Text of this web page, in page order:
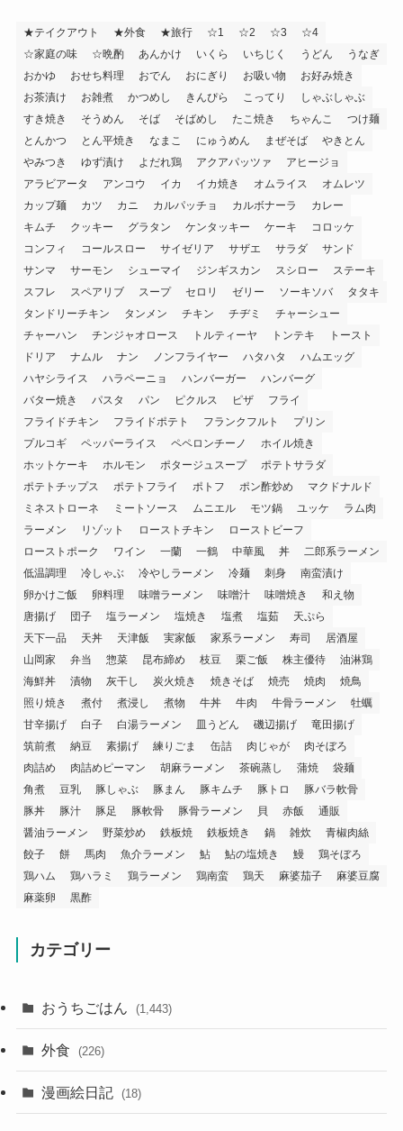
★テイクアウト ★外食 ★旅行 ☆1 ☆2 ☆3
☆4
☆家庭の味
☆晩酌 あんかけ いくら いちじく うどん
うなぎ
おかゆ
おせち料理 おでん おにぎり お吸い物
お好み焼き
お茶漬け
お雑煮 かつめし きんぴら こってり
しゃぶしゃぶ
すき焼き
そうめん そば そばめし たこ焼き ちゃんこ
つけ麺
とんかつ
とん平焼き なまこ にゅうめん まぜそば
やきとん
やみつき
ゆず漬け よだれ鶏 アクアパッツァ
アヒージョ
アラビアータ
アンコウ イカ イカ焼き オムライス
オムレツ
カップ麺
カツ カニ カルパッチョ カルボナーラ
カレー
キムチ
クッキー グラタン ケンタッキー ケーキ
コロッケ
コンフィ
コールスロー サイゼリア サザエ サラダ
サンド
サンマ
サーモン シューマイ ジンギスカン スシロー
ステーキ
スフレ
スペアリブ スープ セロリ ゼリー ソーキソバ
タタキ
タンドリーチキン
タンメン チキン チヂミ
チャーシュー
チャーハン
チンジャオロース トルティーヤ トンテキ
トースト
ドリア
ナムル ナン ノンフライヤー ハタハタ
ハムエッグ
ハヤシライス
ハラペーニョ ハンバーガー
ハンバーグ
バター焼き
パスタ パン ピクルス ピザ
フライ
フライドチキン
フライドポテト フランクフルト
プリン
プルコギ
ペッパーライス ペペロンチーノ
ホイル焼き
ホットケーキ
ホルモン ポタージュスープ
ポテトサラダ
ポテトチップス
ポテトフライ ポトフ ポン酢炒め
マクドナルド
ミネストローネ
ミートソース ムニエル モツ鍋 ユッケ
ラム肉
ラーメン
リゾット ローストチキン
ローストビーフ
ローストポーク
ワイン 一蘭 一鶴 中華風 丼
二郎系ラーメン
低温調理
冷しゃぶ 冷やしラーメン 冷麺 刺身
南蛮漬け
卵かけご飯
卵料理 味噌ラーメン 味噌汁 味噌焼き
和え物
唐揚げ
団子 塩ラーメン 塩焼き 塩煮 塩茹
天ぷら
天下一品
天丼 天津飯 実家飯 家系ラーメン 寿司
居酒屋
山岡家
弁当 惣菜 昆布締め 枝豆 栗ご飯 株主優待
油淋鶏
海鮮丼
漬物 灰干し 炭火焼き 焼きそば 焼売 焼肉
焼鳥
照り焼き
煮付 煮浸し 煮物 牛丼 牛肉 牛骨ラーメン
牡蠣
甘辛揚げ
白子 白湯ラーメン 皿うどん 磯辺揚げ
竜田揚げ
筑前煮
納豆 素揚げ 練りごま 缶詰 肉じゃが
肉そぼろ
肉詰め
肉詰めピーマン 胡麻ラーメン 茶碗蒸し 蒲焼
袋麺
角煮
豆乳 豚しゃぶ 豚まん 豚キムチ 豚トロ
豚バラ軟骨
豚丼
豚汁 豚足 豚軟骨 豚骨ラーメン 貝 赤飯
通販
醤油ラーメン
野菜炒め 鉄板焼 鉄板焼き 鍋 雑炊
青椒肉絲
餃子
餅 馬肉 魚介ラーメン 鮎 鮎の塩焼き 鰻
鶏そぼろ
鶏ハム
鶏ハラミ 鶏ラーメン 鶏南蛮 鶏天 麻婆茄子
麻婆豆腐
麻薬卵
黒酢
カテゴリー
おうちごはん (1,443)
外食 (226)
漫画絵日記 (18)